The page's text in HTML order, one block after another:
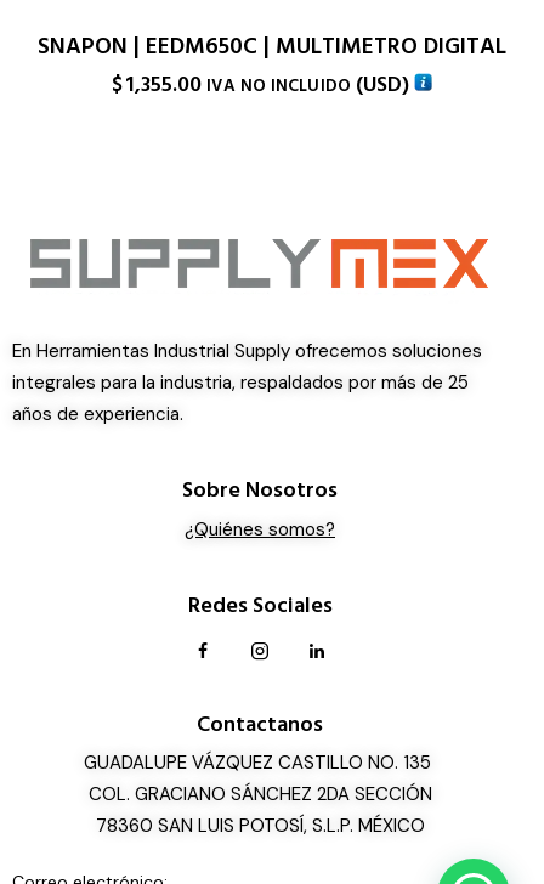
SNAPON | EEDM650C | MULTIMETRO DIGITAL
$1,355.00 IVA NO INCLUIDO (USD)
En Herramientas Industrial Supply ofrecemos soluciones
integrales para la industria, respaldados por más de 25
años de experiencia.
Sobre Nosotros
¿Quiénes somos?
Redes Sociales
Contactanos
GUADALUPE VÁZQUEZ CASTILLO NO. 135
COL. GRACIANO SÁNCHEZ 2DA SECCIÓN
78360 SAN LUIS POTOSÍ, S.L.P. MÉXICO